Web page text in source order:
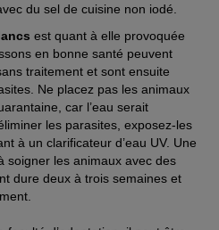
du sel de cuisine non iodé.
est quant à elle provoquée
en bonne santé peuvent
traitement et sont ensuite
Ne placez pas les animaux
car l’eau serait
les parasites, exposez-les
à un clarificateur d’eau UV. Une
soigner les animaux avec des
dure deux à trois semaines et